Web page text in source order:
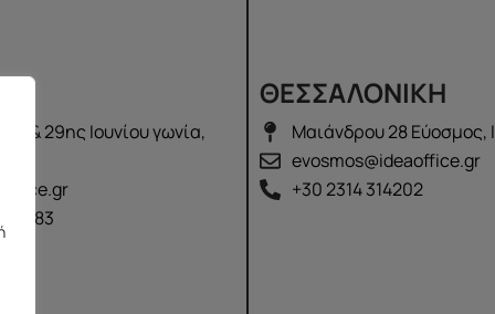
& 29ης Ιουνίου γωνία,
02583
ΘΕΣΣΑΛΟΝΙΚΗ
Μαιάνδρου 28 Εύοσμος,
evosmos@ideaoffice.gr
+30 2314 314202